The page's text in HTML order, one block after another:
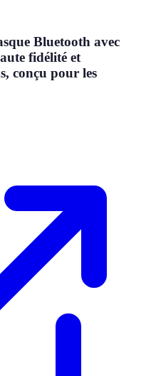
Bluetooth avec
fidélité et
conçu pour les